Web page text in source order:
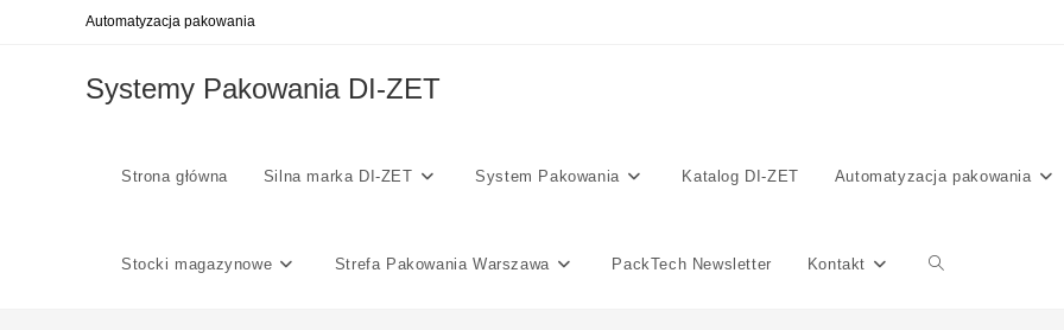
Automatyzacja pakowania
Systemy Pakowania DI-ZET
Strona główna Silna marka DI-ZET System Pakowania Katalog DI-ZET Automatyzacja pakowania
Stocki magazynowe Strefa Pakowania Warszawa PackTech Newsletter Kontakt Toggle